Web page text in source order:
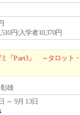
円/入学者10,370円
「Part3」 ～タロット
雄
～ 9月 13日